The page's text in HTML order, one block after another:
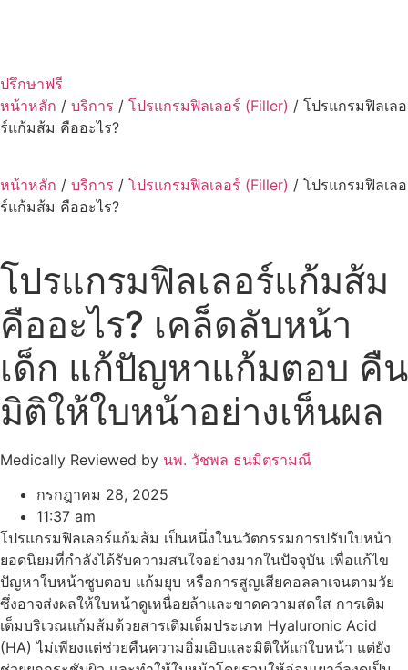
ปรึกษาฟรี
หน้าหลัก / บริการ / โปรแกรมฟิลเลอร์ (Filler) / โปรแกรมฟิลเลอ
ร์แก้มส้ม คืออะไร?
หน้าหลัก / บริการ / โปรแกรมฟิลเลอร์ (Filler) / โปรแกรมฟิลเลอ
ร์แก้มส้ม คืออะไร?
โปรแกรมฟิลเลอร์แก้มส้ม
คืออะไร? เคล็ดลับหน้า
เด็ก แก้ปัญหาแก้มตอบ คืน
มิติให้ใบหน้าอย่างเห็นผล
Medically Reviewed by นพ. วัชพล ธนมิตรามณี
กรกฎาคม 28, 2025
11:37 am
โปรแกรมฟิลเลอร์แก้มส้ม เป็นหนึ่งในนวัตกรรมการปรับใบหน้า
ยอดนิยมที่กำลังได้รับความสนใจอย่างมากในปัจจุบัน เพื่อแก้ไข
ปัญหาใบหน้าซูบตอบ แก้มยุบ หรือการสูญเสียคอลลาเจนตามวัย
ซึ่งอาจส่งผลให้ใบหน้าดูเหนื่อยล้าและขาดความสดใส การเติม
เต็มบริเวณแก้มส้มด้วยสารเติมเต็มประเภท Hyaluronic Acid
(HA) ไม่เพียงแต่ช่วยคืนความอิ่มเอิบและมิติให้แก่ใบหน้า แต่ยัง